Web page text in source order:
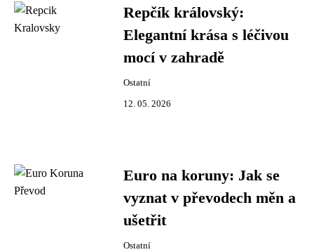
Repčík královský:
Elegantní krása s léčivou
mocí v zahradě
Ostatní
12. 05. 2026
Euro na koruny: Jak se
vyznat v převodech měn a
ušetřit
Ostatní